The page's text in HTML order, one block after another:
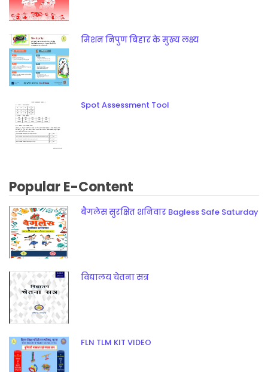
मिशन निपुण बिहार के मुख्य लक्ष्य
Spot Assessment Tool
Popular E-Content
बैगलेस सुरक्षित शनिवार Bagless Safe Saturday
विद्यालय चेतना सत्र
FLN TLM KIT VIDEO